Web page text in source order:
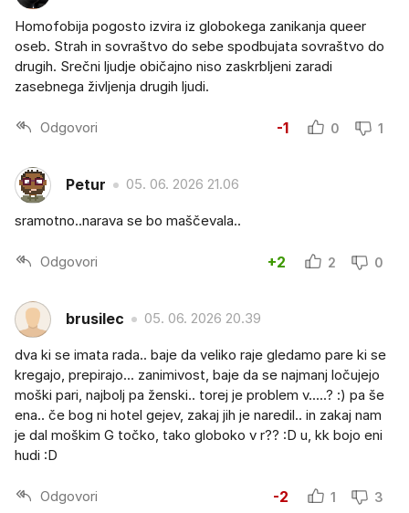
Homofobija pogosto izvira iz globokega zanikanja queer
oseb. Strah in sovraštvo do sebe spodbujata sovraštvo do
drugih. Srečni ljudje običajno niso zaskrbljeni zaradi
zasebnega življenja drugih ljudi.
Odgovori -1 0 1
Petur 05. 06. 2026 21.06
sramotno..narava se bo maščevala..
Odgovori +2 2 0
brusilec 05. 06. 2026 20.39
dva ki se imata rada.. baje da veliko raje gledamo pare ki se
kregajo, prepirajo... zanimivost, baje da se najmanj ločujejo
moški pari, najbolj pa ženski.. torej je problem v.....? :) pa še
ena.. če bog ni hotel gejev, zakaj jih je naredil.. in zakaj nam
je dal moškim G točko, tako globoko v r?? :D u, kk bojo eni
hudi :D
Odgovori -2 1 3